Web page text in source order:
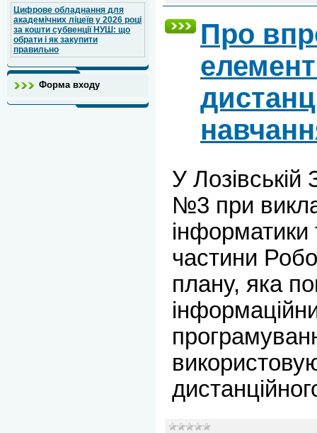
Цифрове обладнання для
академічних ліцеїв у 2026 році
за кошти субвенції НУШ: що
обрати і як закупити
правильно
Форма входу
Про
У Лозівській
№3 при
інформатики
частини
плану, яка